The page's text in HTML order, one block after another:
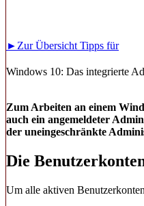
►Zur Übersicht Tipps für
Windows 10: Das integrierte
Zum Arbeiten an einem
auch ein angemeldeter
der uneingeschränkte
Die
Um alle aktiven